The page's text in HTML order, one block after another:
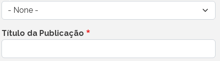
Título da Publicação